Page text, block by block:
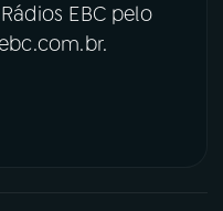
EBC pelo